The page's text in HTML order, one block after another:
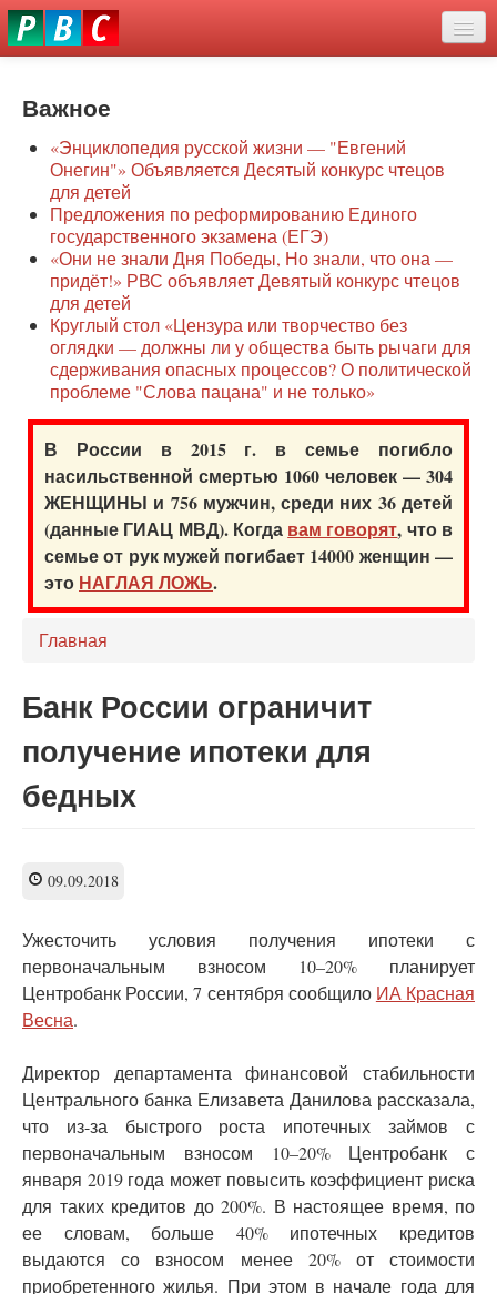
Перейти
к
О нас
Защита семей
Образование
Наше сопротивление
Регионы
Видео
Важное
«Энциклопедия русской жизни — "Евгений
Онегин"» Объявляется Десятый конкурс чтецов
для детей
Предложения по реформированию Единого
государственного экзамена (ЕГЭ)
«Они не знали Дня Победы, Но знали, что она —
придёт!» РВС объявляет Девятый конкурс чтецов
для детей
Круглый стол «Цензура или творчество без
оглядки — должны ли у общества быть рычаги для
сдерживания опасных процессов? О политической
проблеме "Слова пацана" и не только»
В России в 2015 г. в семье погибло
насильственной смертью 1060 человек — 304
ЖЕНЩИНЫ и 756 мужчин, среди них 36 детей
(данные ГИАЦ МВД). Когда вам говорят, что в
семье от рук мужей погибает 14000 женщин —
это НАГЛАЯ ЛОЖЬ.
Главная
Банк России ограничит
получение ипотеки для
бедных
09.09.2018
Ужесточить условия получения ипотеки с
первоначальным взносом 10–20% планирует
Центробанк России, 7 сентября сообщило ИА Красная
Весна.
Директор департамента финансовой стабильности
Центрального банка Елизавета Данилова рассказала,
что из-за быстрого роста ипотечных займов с
первоначальным взносом 10–20% Центробанк с
января 2019 года может повысить коэффициент риска
для таких кредитов до 200%. В настоящее время, по
ее словам, больше 40% ипотечных кредитов
выдаются со взносом менее 20% от стоимости
приобретенного жилья. При этом в начале года для